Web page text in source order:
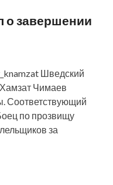
о завершении
Шведский
Чимаев
Соответствующий
по прозвищу
за